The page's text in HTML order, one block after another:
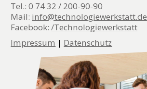
Tel.: 0 74 32 / 200-90-90
Mail: info@technologiewerkstatt.de
Facebook:/Technologiewerkstatt
Impressum | Datenschutz